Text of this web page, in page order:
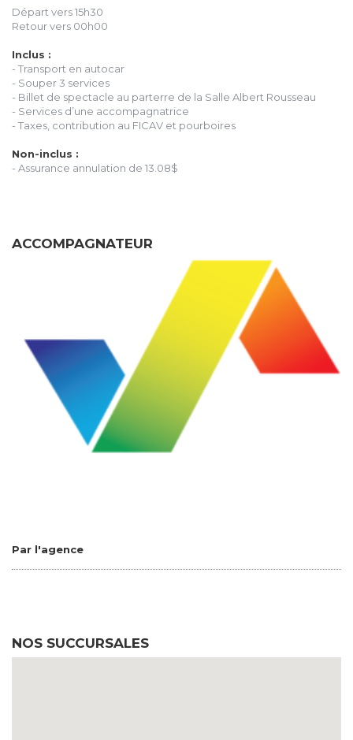
Départ vers 15h30
Retour vers 00h00
Inclus :
- Transport en autocar
- Souper 3 services
- Billet de spectacle au parterre de la Salle Albert Rousseau
- Services d’une accompagnatrice
- Taxes, contribution au FICAV et pourboires
Non-inclus :
- Assurance annulation de 13.08$
ACCOMPAGNATEUR
Par l'agence
NOS SUCCURSALES